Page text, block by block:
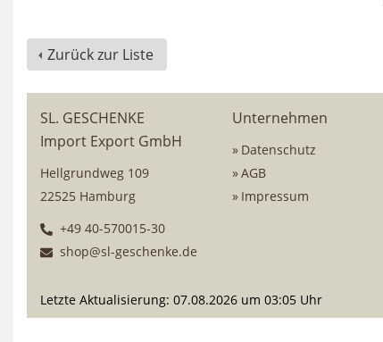
Zurück zur Liste
SL. GESCHENKE
Import Export GmbH
Hellgrundweg 109
22525 Hamburg
+49 40-570015-30
shop@sl-geschenke.de
Unternehmen
Datenschutz
AGB
Impressum
Letzte Aktualisierung: 07.08.2026 um 03:05 Uhr